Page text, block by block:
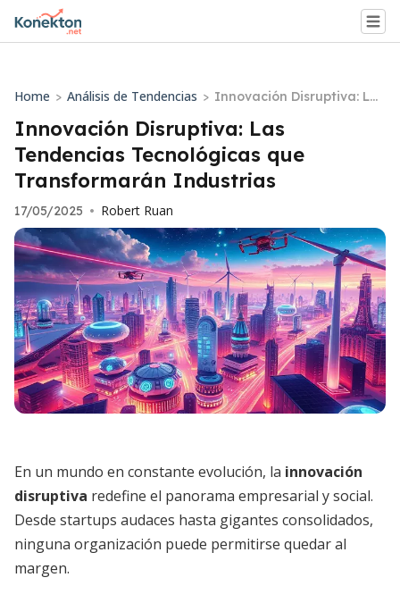
Home > Análisis de Tendencias > Innovación Disruptiva: Las
Tendencias Tecnológicas
que Transformarán Indus
trias
Innovación Disruptiva: Las
Tendencias Tecnológicas que
Transformarán Industrias
17/05/2025 • Robert Ruan
En un mundo en constante evolución, la innovación
disruptiva redefine el panorama empresarial y social.
Desde startups audaces hasta gigantes consolidados,
ninguna organización puede permitirse quedar al
margen.